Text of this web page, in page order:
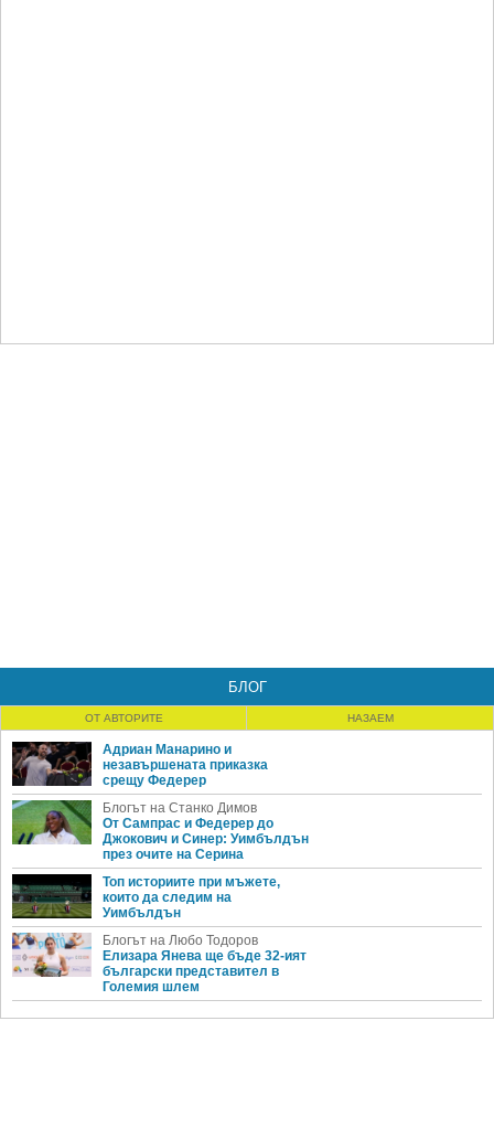
БЛОГ
ОТ АВТОРИТЕ НАЗАЕМ
Адриан Манарино и
незавършената приказка
срещу Федерер
Блогът на Станко Димов
От Сампрас и Федерер до
Джокович и Синер: Уимбълдън
през очите на Серина
Топ историите при мъжете,
които да следим на
Уимбълдън
Блогът на Любо Тодоров
Елизара Янева ще бъде 32-ият
български представител в
Големия шлем